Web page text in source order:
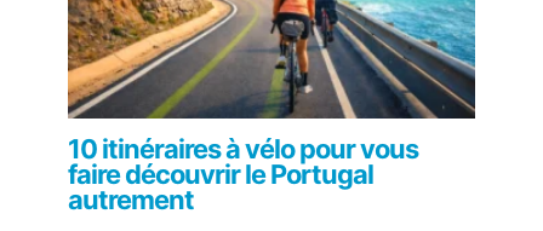
10 itinéraires à vélo pour vous
faire découvrir le Portugal
autrement